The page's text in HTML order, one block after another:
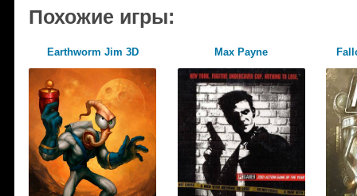
Похожие игры:
Earthworm Jim 3D Max Payne